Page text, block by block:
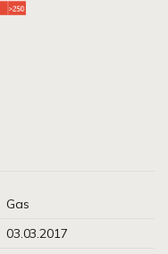
Gas
03.03.2017